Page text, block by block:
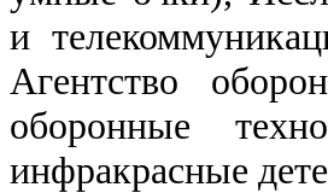
и
Агентство
оборонные
инфракрасные